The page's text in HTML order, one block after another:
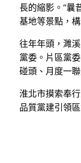
長的縮影。“曩
基地等景點，
往年年頭，濉
黨委。片區黨
碰頭、月度一
淮北市摸索奉
品質黨建引領